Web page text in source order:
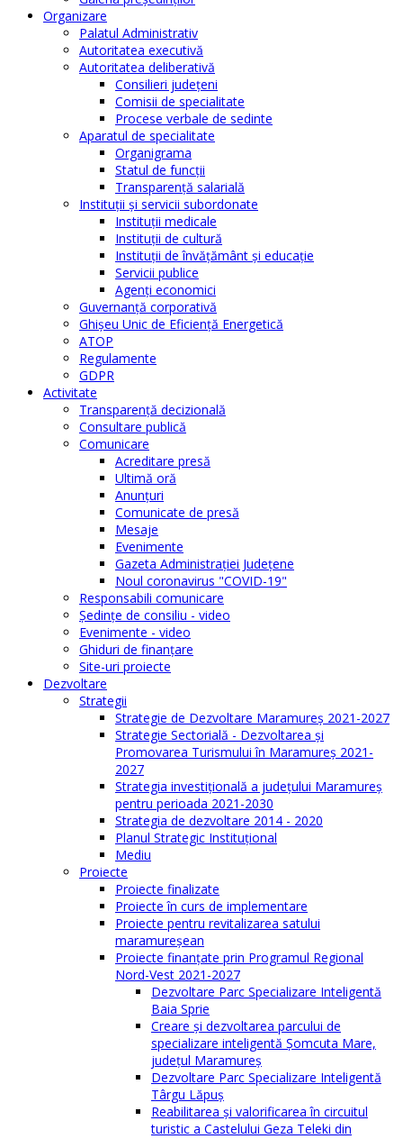
Organizare
Palatul Administrativ
Autoritatea executivă
Autoritatea deliberativă
Consilieri judeţeni
Comisii de specialitate
Procese verbale de sedinte
Aparatul de specialitate
Organigrama
Statul de funcții
Transparență salarială
Instituţii şi servicii subordonate
Instituţii medicale
Instituţii de cultură
Instituţii de învăţământ şi educaţie
Servicii publice
Agenţi economici
Guvernanță corporativă
Ghişeu Unic de Eficienţă Energetică
ATOP
Regulamente
GDPR
Activitate
Transparenţă decizională
Consultare publică
Comunicare
Acreditare presă
Ultimă oră
Anunţuri
Comunicate de presă
Mesaje
Evenimente
Gazeta Administraţiei Judeţene
Noul coronavirus "COVID-19"
Responsabili comunicare
Şedinţe de consiliu - video
Evenimente - video
Ghiduri de finanţare
Site-uri proiecte
Dezvoltare
Strategii
Strategie de Dezvoltare Maramureș 2021-2027
Strategie Sectorială - Dezvoltarea și
Promovarea Turismului în Maramureș 2021-
2027
Strategia investiţională a județului Maramureș
pentru perioada 2021-2030
Strategia de dezvoltare 2014 - 2020
Planul Strategic Instituţional
Mediu
Proiecte
Proiecte finalizate
Proiecte în curs de implementare
Proiecte pentru revitalizarea satului
maramureşean
Proiecte finanțate prin Programul Regional
Nord-Vest 2021-2027
Dezvoltare Parc Specializare Inteligentă
Baia Sprie
Creare și dezvoltarea parcului de
specializare inteligentă Șomcuta Mare,
județul Maramureș
Dezvoltare Parc Specializare Inteligentă
Târgu Lăpuș
Reabilitarea și valorificarea în circuitul
turistic a Castelului Geza Teleki din